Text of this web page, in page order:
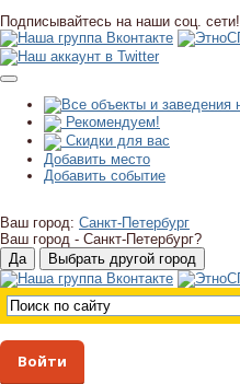
Подписывайтесь на наши соц. сети!
Рекомендуем!
Скидки для вас
Добавить место
Добавить событие
Ваш город: Санкт-Петербург
Ваш город - Санкт-Петербург?
Войти